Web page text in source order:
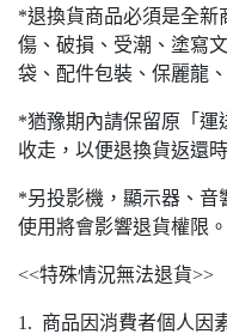
*退換貨商品必須是全新
傷、破損、受潮、塗寫
袋、配件包裝、保麗龍
*猶豫期內請保留原「運
收走，以便退換貨返還
*另投影機，顯示器、音
使用將會影響退貨權限。
<<特殊情況無法退貨>>
1. 商品因消費者個人因